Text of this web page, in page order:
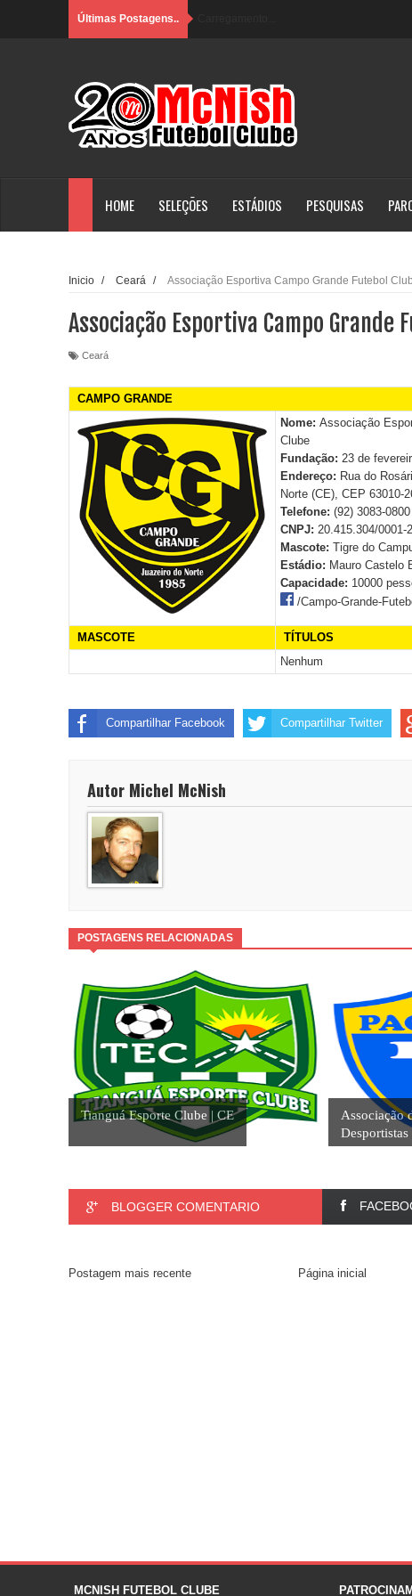
Últimas Postagens..
HOME SELEÇÕES ESTÁDIOS PESQUISAS
Inicio / Ceará / Associação Esportiva Campo Grande Futebol
Associação Esportiva Campo Grande
Ceará
CAMPO GRANDE
Nome: Associação
Clube
Fundação: 23 de
Endereço: Rua do
Norte (CE), CEP 63010-
Telefone: (92) 3083-0800
CNPJ: 20.415.304/0001-
Mascote: Tigre do
Estádio: Mauro Castelo
Capacidade: 10000
/Campo-Grande-
MASCOTE
TÍTULOS
Nenhum
Compartilhar Facebook Compartilhar Twitter
Autor Michel McNish
POSTAGENS RELACIONADAS
Tianguá Esporte Clube | CE
Associação
Desportistas
BLOGGER COMENTARIO
Postagem mais recente Página inicial
MCNISH FUTEBOL CLUBE